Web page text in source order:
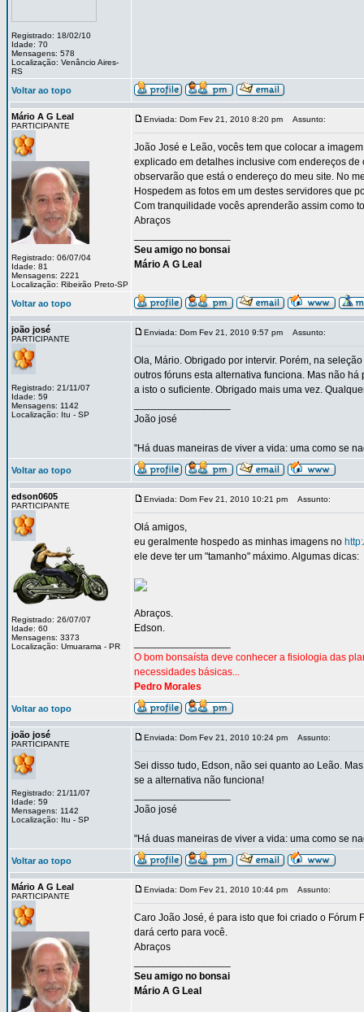
Registrado: 18/02/10
Idade: 70
Mensagens: 578
Localização: Venâncio Aires-
RS
Voltar ao topo
Mário A G Leal
PARTICIPANTE
Registrado: 06/07/04
Idade: 81
Mensagens: 2221
Localização: Ribeirão Preto-SP
Enviada: Dom Fev 21, 2010 8:20 pm Assunto:
João José e Leão, vocês tem que colocar a
explicado em detalhes inclusive com endereços
observarão que está o endereço do meu site. No
Hospedem as fotos em um destes servidores que
Com tranquilidade vocês aprenderão assim como
Abraços
Seu amigo no bonsai
Mário A G Leal
Voltar ao topo
joão josé
PARTICIPANTE
Registrado: 21/11/07
Idade: 59
Mensagens: 1142
Localização: Itu - SP
Enviada: Dom Fev 21, 2010 9:57 pm Assunto:
Ola, Mário. Obrigado por intervir. Porém, na
outros fóruns esta alternativa funciona. Mas não
a isto o suficiente. Obrigado mais uma vez.
João josé
"Há duas maneiras de viver a vida: uma como se
Voltar ao topo
edson0605
PARTICIPANTE
Registrado: 26/07/07
Idade: 60
Mensagens: 3373
Localização: Umuarama - PR
Enviada: Dom Fev 21, 2010 10:21 pm Assunto:
Olá amigos,
eu geralmente hospedo as minhas imagens no
ele deve ter um "tamanho" máximo. Algumas dicas:
Abraços.
Edson.
O bom bonsaísta deve conhecer a fisiologia das
necessidades básicas...
Pedro Morales
Voltar ao topo
joão josé
PARTICIPANTE
Registrado: 21/11/07
Idade: 59
Mensagens: 1142
Localização: Itu - SP
Enviada: Dom Fev 21, 2010 10:24 pm Assunto:
Sei disso tudo, Edson, não sei quanto ao Leão.
se a alternativa não funciona!
João josé
"Há duas maneiras de viver a vida: uma como se
Voltar ao topo
Mário A G Leal
PARTICIPANTE
Enviada: Dom Fev 21, 2010 10:44 pm Assunto:
Caro João José, é para isto que foi criado o Fórum
dará certo para você.
Abraços
Seu amigo no bonsai
Mário A G Leal